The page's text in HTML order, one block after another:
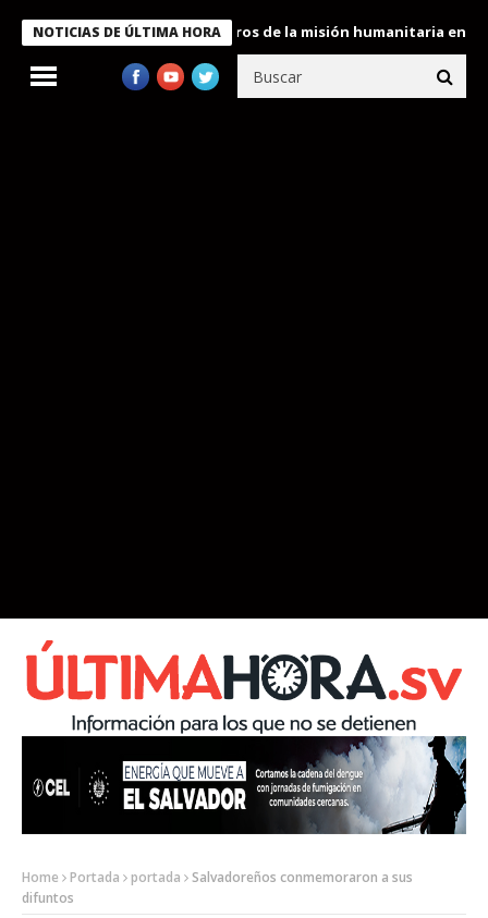
NOTICIAS DE ÚLTIMA HORA
Bukele condecora a miembros de la misión humanitaria enviada
Home Portada portada
Salvadoreños conmemoraron a sus
difuntos